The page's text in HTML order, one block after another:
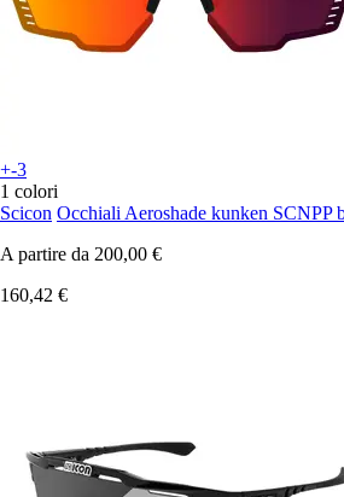
+-3
1 colori
Scicon Occhiali Aeroshade kunken SCNPP
A partire da 200,00 €
160,42 €